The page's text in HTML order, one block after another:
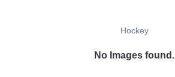
Hockey
No Images found.